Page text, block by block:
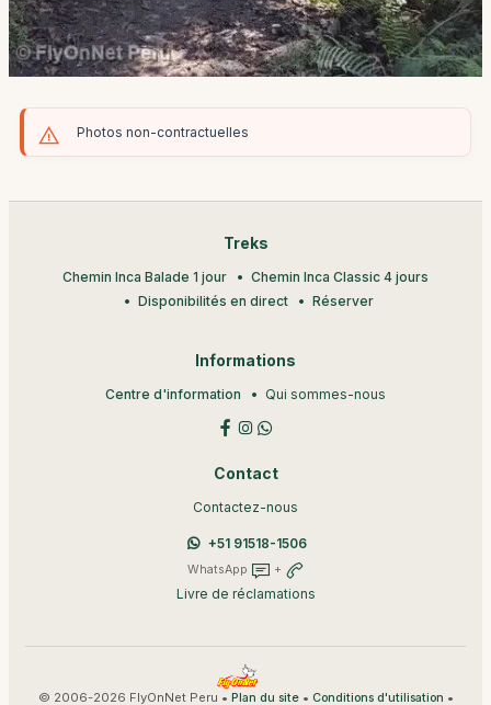
Photos non-contractuelles
Treks
Chemin Inca Balade 1 jour
Chemin Inca Classic 4 jours
Disponibilités en direct
Réserver
Informations
Centre d'information Qui sommes-nous
Contact
Contactez-nous
+51 91518-1506
WhatsApp +
Livre de réclamations
© 2006-2026 FlyOnNet Peru • Plan du site• Conditions d'utilisation •